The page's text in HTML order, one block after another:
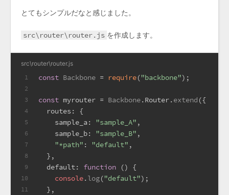
とてもシンプルだなと感じました。
src\router\router.js を作成します。
src\router\router.js
1
2
3
4
5
6
7
8
9
10
11
const Backbone = require("backbone");
const myrouter = Backbone.Router.extend ({
routes: {
sample_a: "sample_A" ,
sample_b: "sample_B" ,
"*path" : "default" ,
  },
default: function () {
console.log("default");
  },